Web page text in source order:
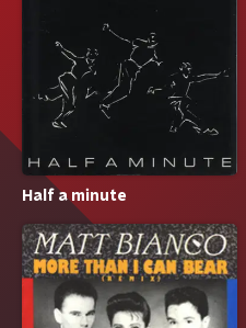
Half a minute